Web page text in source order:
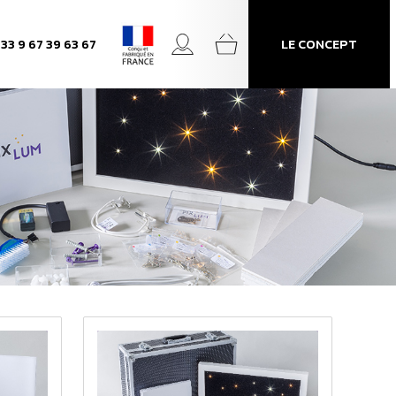
9 67 39 63 67 LE CONCEPT